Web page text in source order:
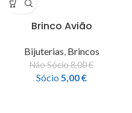
Brinco Avião
Bijuterias, Brincos
Não Sócio8,00€
Sócio 5,00€